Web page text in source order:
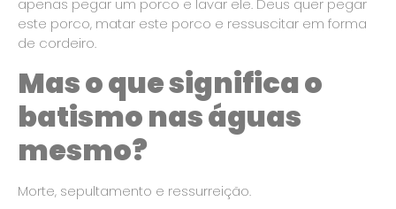
apenas pegar um porco e lavar ele. Deus quer pegar
este porco, matar este porco e ressuscitar em forma
de cordeiro.
Mas o que significa o
batismo nas águas
mesmo?
Morte, sepultamento e ressurreição.